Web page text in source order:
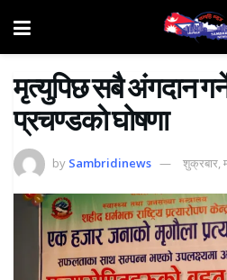
मृत्युपिछ सबै अंगदान
प्रचण्डकाे घोषणा
by Sambridinews शुक्रबार,